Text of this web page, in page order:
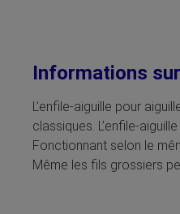
Informations
L’enfile-aiguille pour
classiques. L’enfile-
Fonctionnant selon le
Même les fils grossiers